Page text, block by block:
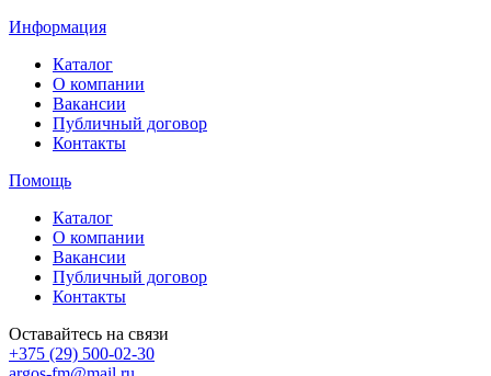
Информация
Каталог
О компании
Вакансии
Публичный договор
Контакты
Помощь
Каталог
О компании
Вакансии
Публичный договор
Контакты
Оставайтесь на связи
+375 (29) 500-02-30